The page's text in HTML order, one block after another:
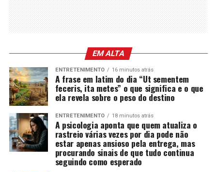
EM ALTA
ENTRETENIMENTO 16 minutos atrás
A frase em latim do dia “Ut sementem
feceris, ita metes” o que significa e o que
ela revela sobre o peso do destino
ENTRETENIMENTO 18 minutos atrás
A psicologia aponta que quem atualiza o
rastreio várias vezes por dia pode não
estar apenas ansioso pela entrega, mas
procurando sinais de que tudo continua
seguindo como esperado